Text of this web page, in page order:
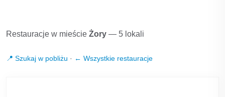
Restauracje w mieście Żory — 5 lokali
📍 Szukaj w pobliżu · ← Wszystkie restauracje